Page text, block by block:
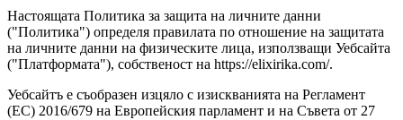
Настоящата Политика за защита на личните данни
("Политика") определя правилата по отношение на защитата
на личните данни на физическите лица, използващи Уебсайта
("Платформата"), собственост на https://elixirika.com/.
Уебсайтъ е съобразен изцяло с изискванията на Регламент
(ЕС) 2016/679 на Европейския парламент и на Съвета от 27